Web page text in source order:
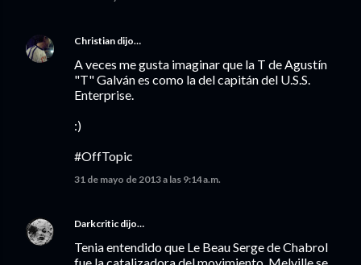
Christian dijo…
A veces me gusta imaginar que la T de Agustín
"T" Galván es como la del capitán del U.S.S.
Enterprise.
:)
#OffTopic
31 de mayo de 2013 a las 9:14 a.m.
Darkcritic dijo…
Tenia entendido que Le Beau Serge de Chabrol
fue la catalizadora del movimiento. Melville se